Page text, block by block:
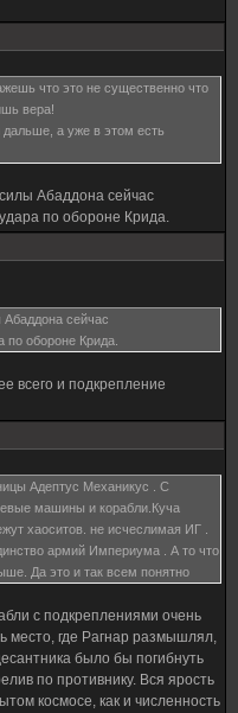
что это не существенно что
вера!
дальше, а уже в этом есть
Абаддона сейчас
по обороне Крида.
Абаддона сейчас
по обороне Крида.
всего и подкрепление
Адептус Механикус . С
машины и корабли.Куча
хаоситов. не исчеслимая ИГ .
армий Империума . А то что
Да это и так всем понятно
с подкреплениями очень
место, где Рагнар размышлял,
было бы погибнуть
по противнику. Вся ярость
космосе, как и численность